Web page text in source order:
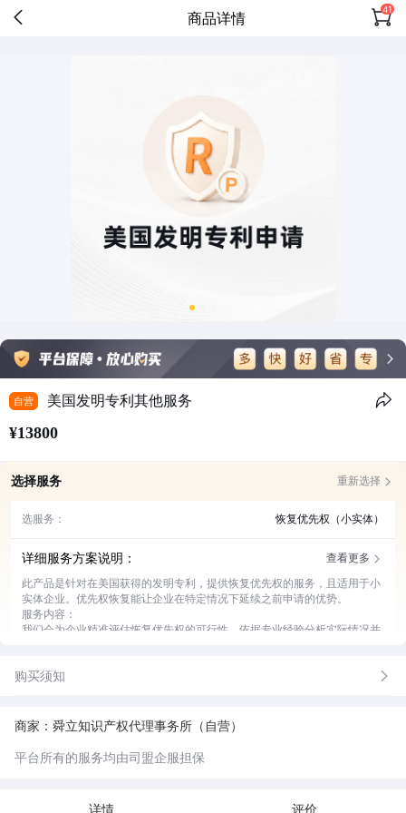
商品详情 41
自营 美国发明专利其他服务
¥13800
选择服务 重新选择
选服务： 恢复优先权（小实体）
详细服务方案说明：
查看更多
此产品是针对在美国获得的发明专利，提供恢复优先权的服务，且适用于小
实体企业。优先权恢复能让企业在特定情况下延续之前申请的优势。
服务内容：
我们会为企业精准评估恢复优先权的可行性，依据专业经验分析实际情况并
专利局要求。
提供后续的咨询服务，解答企业关于专利维护、使用等方面的疑问。
购买须知
商家：舜立知识产权代理事务所（自营）
平台所有的服务均由司盟企服担保
详情 评价